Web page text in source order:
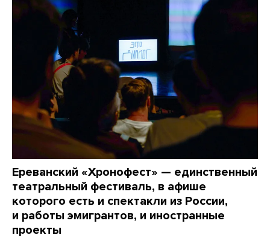
Ереванский «Хронофест» — единственный
театральный фестиваль, в афише
которого есть и спектакли из России,
и работы эмигрантов, и иностранные
проекты